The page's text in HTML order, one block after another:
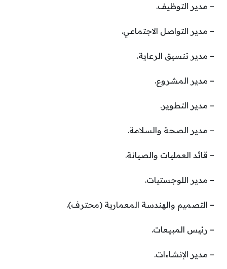
– مدير التوظيف.
– مدير التواصل الاجتماعي.
– مدير تنسيق الرعاية.
– مدير المشروع.
– مدير التطوير.
– مدير الصحة والسلامة.
– قائد العمليات والصيانة.
– مدير اللوجستيات.
– التصميم والهندسة المعمارية (محترف).
– رئيس المبيعات.
– مدير الإنشاءات.